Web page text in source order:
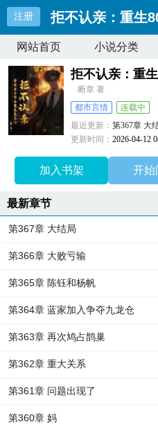
注册 拒不认亲：重生
网站首页 小说分类
拒不认亲：重
断章 著
都市言情
连载中
最近更新：第367章 大
更新时间：2026-04-12
加入书架 开始
最新章节
第367章 大结局
第366章 大败亏输
第365章 陈钰和杨帆
第364章 蓝家加入争夺九龙仓
第363章 再次鸠占鹊巢
第362章 重大关系
第361章 问题出现了
第360章 妈